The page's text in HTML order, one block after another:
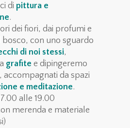
di pittura e
.
dei fiori, dai profumi e
con uno sguardo
di noi stessi,
grafite e dipingeremo
, accompagnati da spazi
e meditazione.
alle 19.00
merenda e materiale